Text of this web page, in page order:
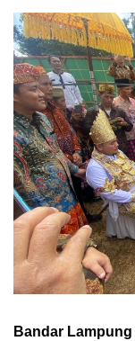
Bandar Lampung